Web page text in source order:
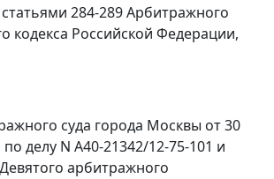
статьями 284-289Арбитражного
кодекса Российской Федерации,
суда города Москвы от 30
делу N А40-21342/12-75-101 и
Девятого арбитражного